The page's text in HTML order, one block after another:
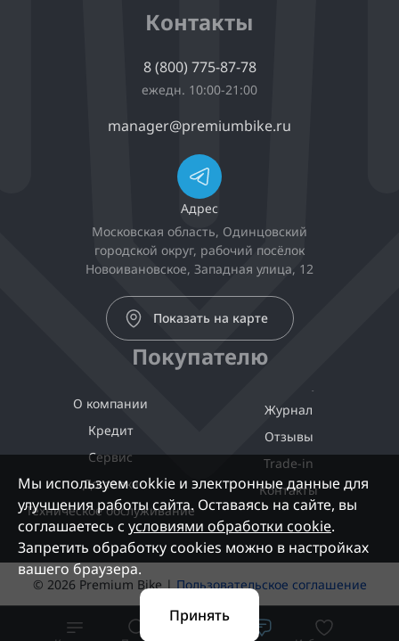
Контакты
8 (800) 775-87-78
ежедн. 10:00-21:00
manager@premiumbike.ru
Адрес
Московская область, Одинцовский
городской округ, рабочий посёлок
Новоивановское, Западная улица, 12
Показать на карте
Покупателю
О компании
Кредит
Сервис
Доставка
Техническое обслуживание
Журнал
Отзывы
Trade-in
Контакты
© 2026 Premium Bike |Пользовательское соглашение
Мы используем cokkie и электронные данные для
улучшения работы сайта. Оставаясь на сайте, вы
соглашаетесь с условиями обработки cookie.
Запретить обработку cookies можно в настройках
вашего браузера.
Принять